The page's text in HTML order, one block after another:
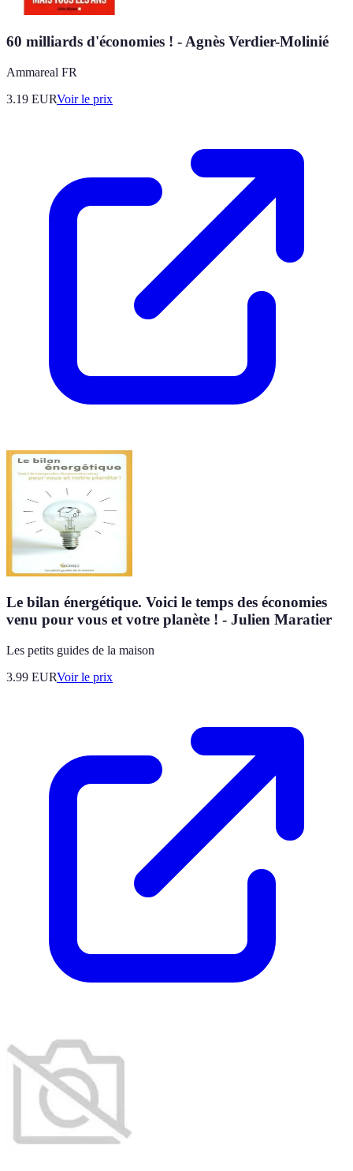
60 milliards d'économies ! - Agnès Verdier-Molinié
Ammareal FR
3.19 EURVoir le prix
Le bilan énergétique. Voici le temps des économies
venu pour vous et votre planète ! - Julien Maratier
Les petits guides de la maison
3.99 EURVoir le prix